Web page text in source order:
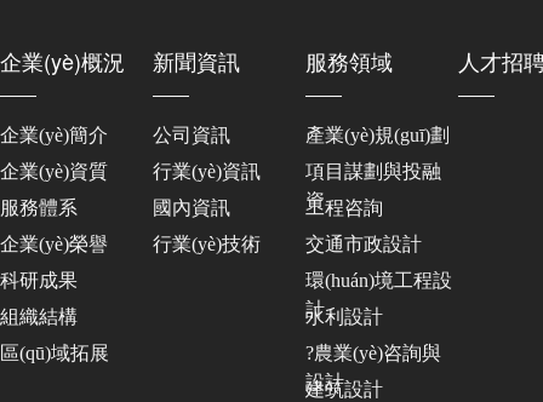
企業(yè)概況
企業(yè)簡介
企業(yè)資質
服務體系
企業(yè)榮譽
科研成果
組織結構
區(qū)域拓展
新聞資訊
公司資訊
行業(yè)資訊
國內資訊
行業(yè)技術
服務領域
產業(yè)規(guī)劃
項目謀劃與投融
資
工程咨詢
交通市政設計
環(huán)境工程設
計
水利設計
?農業(yè)咨詢與
設計
建筑設計
人才招